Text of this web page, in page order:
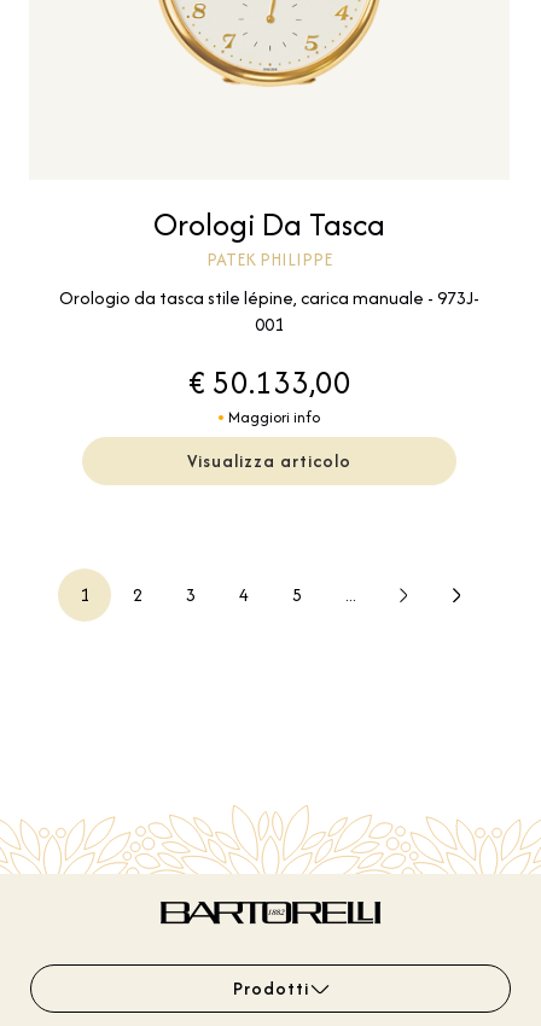
Orologi Da Tasca
PATEK PHILIPPE
Orologio da tasca stile lépine, carica manuale - 973J-
001
€ 50.133,00
Maggiori info
Visualizza articolo
1 2 3 4 5 ...
Prodotti